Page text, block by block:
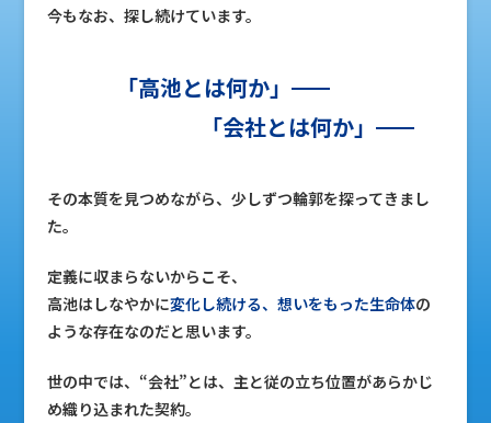
今もなお、探し続けています。
「高池とは何か」
「会社とは何か」
その本質を見つめながら、少しずつ輪郭を探ってきまし
た。
定義に収まらないからこそ、
高池はしなやかに変化し続ける、想いをもった生命体の
ような存在なのだと思います。
世の中では、“会社”とは、主と従の立ち位置があらかじ
め織り込まれた契約。